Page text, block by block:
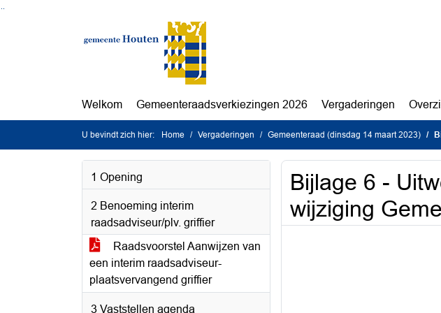
Welkom Gemeenteraadsverkiezingen 2026 Vergaderingen
U bevindt zich hier: Home Vergaderingen Gemeenteraad (dinsdag 14 maart 2023)
1 Opening
2 Benoeming interim
raadsadviseur/plv. griffier
Raadsvoorstel Aanwijzen van
een interim raadsadviseur-
plaatsvervangend griffier
3 Vaststellen agenda
Bijlage 6 -
wijziging